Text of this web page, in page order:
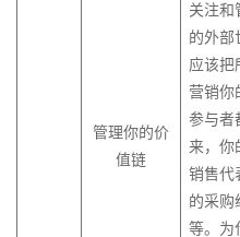
管理你的价
值链
关注和
的外部
应该把
营销你
参与者
来，你
销售代
的采购
等。为